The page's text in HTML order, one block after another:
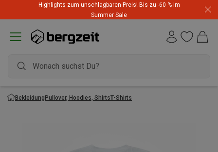
Highlights zum unschlagbaren Preis! Bis zu -60 % im
Summer Sale
BekleidungPullover, Hoodies, ShirtsT-Shirts